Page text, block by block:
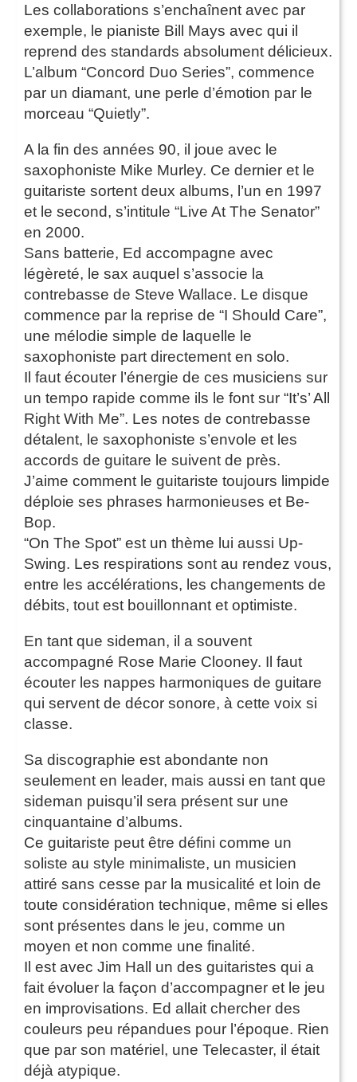
Les collaborations s’enchaînent avec par
exemple, le pianiste Bill Mays avec qui il
reprend des standards absolument délicieux.
L’album “Concord Duo Series”, commence
par un diamant, une perle d’émotion par le
morceau “Quietly”.
A la fin des années 90, il joue avec le
saxophoniste Mike Murley. Ce dernier et le
guitariste sortent deux albums, l’un en 1997
et le second, s’intitule “Live At The Senator”
en 2000.
Sans batterie, Ed accompagne avec
légèreté, le sax auquel s’associe la
contrebasse de Steve Wallace. Le disque
commence par la reprise de “I Should Care”,
une mélodie simple de laquelle le
saxophoniste part directement en solo.
Il faut écouter l’énergie de ces musiciens sur
un tempo rapide comme ils le font sur “It’s’ All
Right With Me”. Les notes de contrebasse
détalent, le saxophoniste s’envole et les
accords de guitare le suivent de près.
J’aime comment le guitariste toujours limpide
déploie ses phrases harmonieuses et Be-
Bop.
“On The Spot” est un thème lui aussi Up-
Swing. Les respirations sont au rendez vous,
entre les accélérations, les changements de
débits, tout est bouillonnant et optimiste.
En tant que sideman, il a souvent
accompagné Rose Marie Clooney. Il faut
écouter les nappes harmoniques de guitare
qui servent de décor sonore, à cette voix si
classe.
Sa discographie est abondante non
seulement en leader, mais aussi en tant que
sideman puisqu’il sera présent sur une
cinquantaine d’albums.
Ce guitariste peut être défini comme un
soliste au style minimaliste, un musicien
attiré sans cesse par la musicalité et loin de
toute considération technique, même si elles
sont présentes dans le jeu, comme un
moyen et non comme une finalité.
Il est avec Jim Hall un des guitaristes qui a
fait évoluer la façon d’accompagner et le jeu
en improvisations. Ed allait chercher des
couleurs peu répandues pour l’époque. Rien
que par son matériel, une Telecaster, il était
déjà atypique.